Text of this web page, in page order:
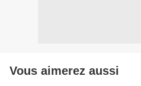
Vous aimerez aussi